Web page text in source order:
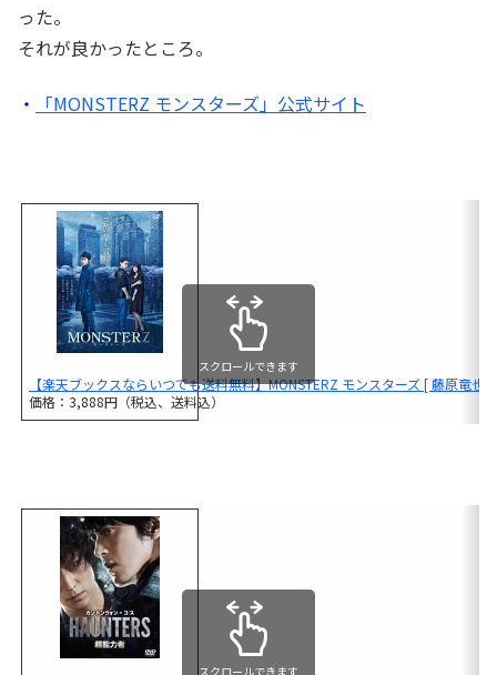
った。
それが良かったところ。
・ 「MONSTERZ モンスターズ」公式サイト
【楽天ブックスならいつでも送料無料】MONSTERZ モンスターズ [ 藤原竜也 ]
価格：3,888円（税込、送料込）
スクロールできます
スクロールできます